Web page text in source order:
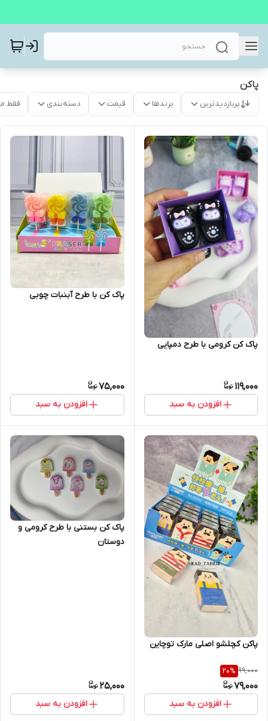
پاکن
پربازدیدترین برندها قیمت دسته‌بندی فقط
پاک کن کرومی با طرح دمپایی
119,000
افزودن به سبد
پاک کن با طرح آبنبات چوبی
75,000
افزودن به سبد
پاکن کچلشو اصلی مارک توچاین
99,000
20%
79,000
افزودن به سبد
پاک کن بستنی با طرح کرومی و
دوستان
25,000
افزودن به سبد